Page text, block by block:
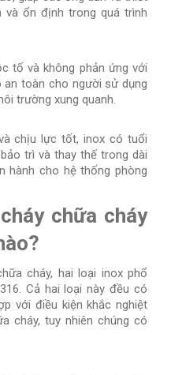
ổn định trong quá trình
tố và không phản ứng với
toàn cho người sử dụng
trường xung quanh.
chịu lực tốt, inox có tuổi
trì và thay thế trong dài
hành cho hệ thống phòng
chữa cháy
cháy, hai loại inox phổ
Cả hai loại này đều có
với điều kiện khắc nghiệt
cháy, tuy nhiên chúng có